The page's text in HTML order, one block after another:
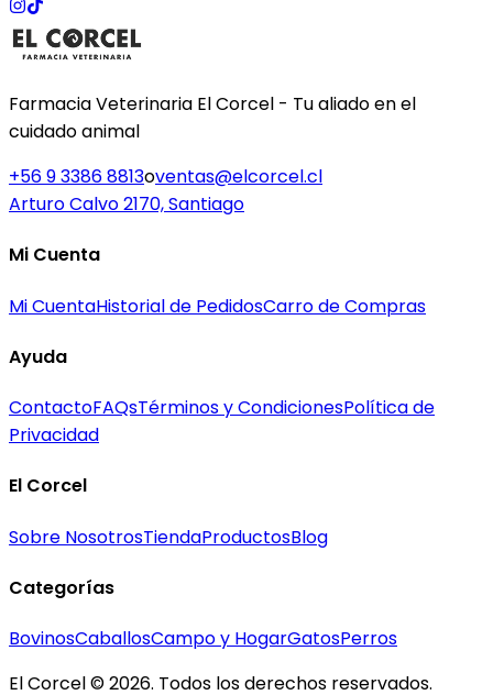
Farmacia Veterinaria El Corcel - Tu aliado en el
cuidado animal
+56 9 3386 8813oventas@elcorcel.cl
Arturo Calvo 2170, Santiago
Mi Cuenta
Mi CuentaHistorial de PedidosCarro de Compras
Ayuda
ContactoFAQsTérminos y CondicionesPolítica de
Privacidad
El Corcel
Sobre NosotrosTiendaProductosBlog
Categorías
BovinosCaballosCampo y HogarGatosPerros
El Corcel © 2026. Todos los derechos reservados.